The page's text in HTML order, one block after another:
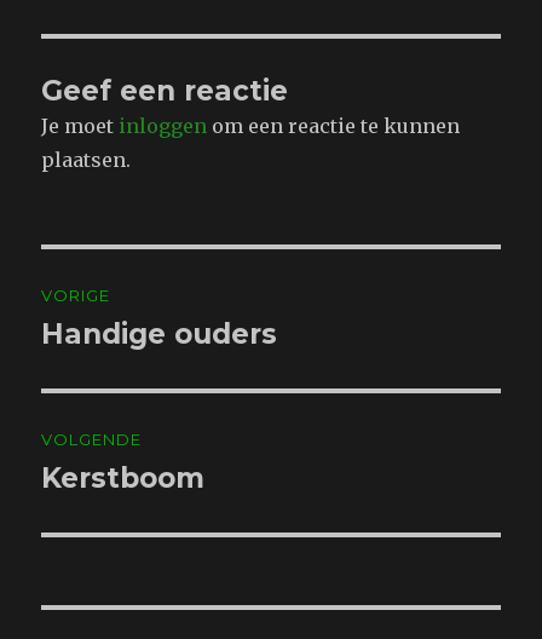
Geef een reactie
Je moet inloggen om een reactie te kunnen
plaatsen.
navigatie
VORIGE
Vorig
Handige ouders
VOLGENDE
Volgend
Kerstboom